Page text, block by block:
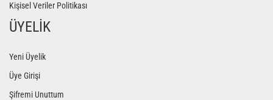
Kişisel Veriler Politikası
ÜYELİK
Yeni Üyelik
Üye Girişi
Şifremi Unuttum